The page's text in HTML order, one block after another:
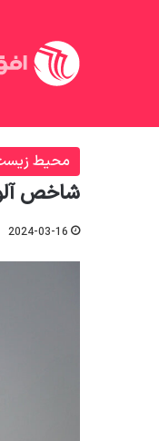
محیط
شاخص آلودگی
2024-03-16